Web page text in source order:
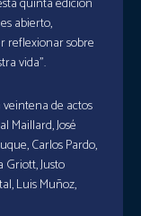
abierto,
reflexionar sobre
vida”.
veintena de actos
Maillard, José
Carlos Pardo,
Griott, Justo
Luis Muñoz,